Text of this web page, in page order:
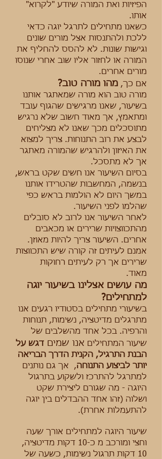
הפיזיות ואת המורה שיודע "לקרוא"
אותו.
כשאנו מתחילים לתרגל יוגה כדאי
ללכת ולהתנסות אצל מורים שונים
וגישות שונות. לא להסס להחליף את
המורה או לחזור אליו שוב אחרי שנוסו
מורים אחרים.
אם כך, מהו מורה טוב?
מורה טוב הוא מורה שמאתגר אותנו
בשיעור, שאנו מרגישים שהגוף עובד
ומתאמץ, אך מאוד חשוב שלא נרגיש
מתוסכלים מכך שאנו לא מצליחים
לבצע את רוב התנוחות. צריך למצוא
את האיזון ולהרגיש שהמורה מאתגר
אך לא מתסכל.
בסיום השיעור אנו חשים שקט בראש,
בנשמה, המחשבות שהטרידו אותנו
במשך היום לא הולמות בראש כפי
שהלמו לפני השיעור.
לאחר השיעור אנו לרוב לא סובלים
מהתכווצויות שרירים או מכאבים
אחרים. השיעור צריך להיות מאוזן.
אמנם לעיתים זה קורה שיש התכווצות
שרירים אך רק לעיתים רחוקות
מאוד.
מה עושים אצלינו בשיעור יוגה
למתחילים?
בשיעורי מתחילים בסטודיו רגעים אנו
מתרגלים מדיטציה, נשימות, תנוחות
והרפיה. בכל אחד מהשלבים של
שיעור המתחילים אנו שמים דגש על
הבנת התרגיל, הקנית הדרך הבריאה
יותר לביצוע התנוחה, אך גם נותנים
למתרגל להתרכז ולשקוע בתרגול
היוגה - מה שגורם ליצירת שקט
ושלוה (זהו אחד ההבדלים בין יוגה
להתעמלות אחרת).
שיעור היוגה למתחילים אורך שעה
וחצי ומורכב מ כ-10 דקות מדיטציה,
10 דקות תרגול נשימות, כשעה של